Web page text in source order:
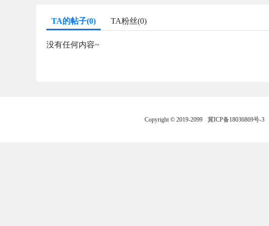
TA的帖子(0) TA粉丝(0)
没有任何内容~
Copyright © 2019-2099 冀ICP备18036869号-3